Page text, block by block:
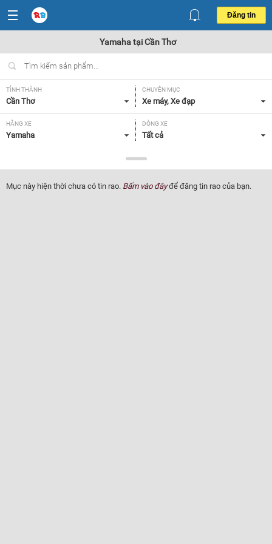
Đăng tin
Yamaha tại Cần Thơ
TỈNH THÀNH
Cần Thơ
CHUYÊN MỤC
Xe máy, Xe đạp
HÃNG XE
Yamaha
DÒNG XE
Tất cả
Xe mới
GIÁ
Tất cả
Mục này hiện thời chưa có tin rao. Bấm vào đâyđể đăng tin rao của bạn.